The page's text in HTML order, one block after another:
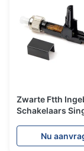
Zwarte Ftth
Schakelaars
Vezel Optische
Nu